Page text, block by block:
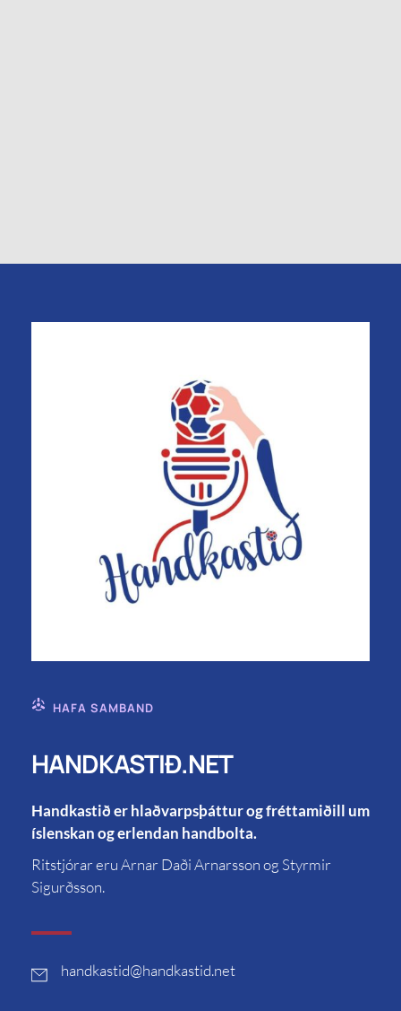
HAFA SAMBAND
HANDKASTIÐ.NET
Handkastið er hlaðvarpsþáttur og fréttamiðill um
íslenskan og erlendan handbolta.
Ritstjórar eru Arnar Daði Arnarsson og Styrmir
Sigurðsson.
handkastid@handkastid.net